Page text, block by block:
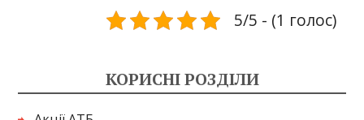
5/5 - (1 голос)
КОРИСНІ РОЗДІЛИ